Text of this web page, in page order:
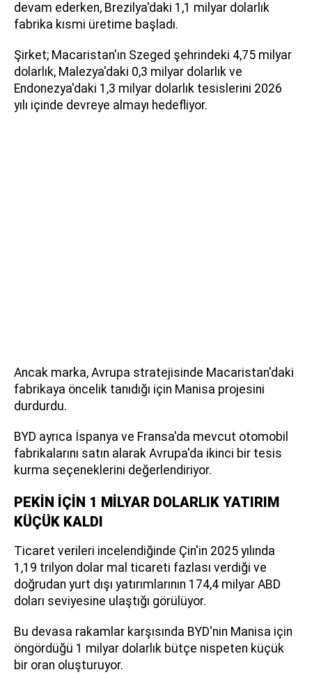
devam ederken, Brezilya'daki 1,1 milyar dolarlık
fabrika kısmi üretime başladı.
Şirket; Macaristan'ın Szeged şehrindeki 4,75 milyar
dolarlık, Malezya'daki 0,3 milyar dolarlık ve
Endonezya'daki 1,3 milyar dolarlık tesislerini 2026
yılı içinde devreye almayı hedefliyor.
Ancak marka, Avrupa stratejisinde Macaristan'daki
fabrikaya öncelik tanıdığı için Manisa projesini
durdurdu.
BYD ayrıca İspanya ve Fransa'da mevcut otomobil
fabrikalarını satın alarak Avrupa'da ikinci bir tesis
kurma seçeneklerini değerlendiriyor.
PEKİN İÇİN 1 MİLYAR DOLARLIK YATIRIM
KÜÇÜK KALDI
Ticaret verileri incelendiğinde Çin'in 2025 yılında
1,19 trilyon dolar mal ticareti fazlası verdiği ve
doğrudan yurt dışı yatırımlarının 174,4 milyar ABD
doları seviyesine ulaştığı görülüyor.
Bu devasa rakamlar karşısında BYD'nin Manisa için
öngördüğü 1 milyar dolarlık bütçe nispeten küçük
bir oran oluşturuyor.